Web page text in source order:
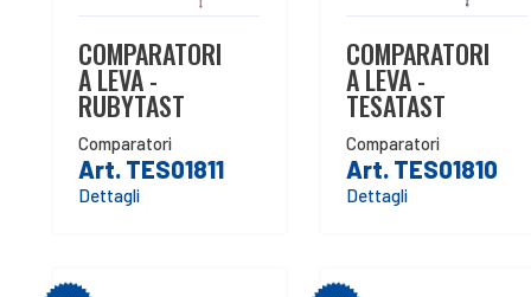
COMPARATORI
A LEVA -
RUBYTAST
Comparatori
Art. TES01811
Dettagli
COMPARATORI
A LEVA -
TESATAST
Comparatori
Art. TES01810
Dettagli